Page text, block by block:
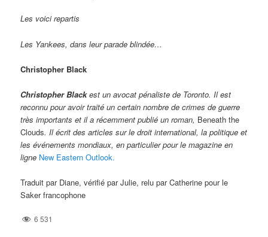
Les voici repartis
Les Yankees, dans leur parade blindée…
Christopher Black
Christopher Blackest un avocat pénaliste de Toronto. Il est
reconnu pour avoir traité un certain nombre de crimes de guerre
très importants et il a récemment publié un roman, Beneath the
Clouds. Il écrit des articles sur le droit international, la politique et
les événements mondiaux, en particulier pour le magazine en
ligne New Eastern Outlook.
Traduit par Diane, vérifié par Julie, relu par Catherine pour le
Saker francophone
6 531